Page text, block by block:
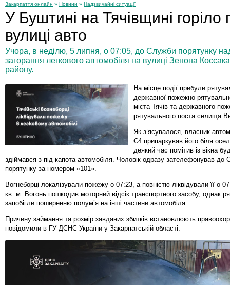
Закарпаття онлайн » Новини » Надзвичайні ситуації
У Буштині на Тячівщині
вулиці авто
Учора, в неділю, 5 липня, о 07:05, до Служби порятунку
загорання легкового автомобіля на вулиці Зенона
району.
На місце події прибули
державної пожежно-
міста Тячів та державного
рятувального поста селища
Як з’ясувалося, власник
C4 припаркував його біля
деякий час помітив із вікна
здіймався з-під капота автомобіля. Чоловік одразу зателефонував до
порятунку за номером «101».
Вогнеборці локалізували пожежу о 07:23, а повністю ліквідували її о
кв. м. Вогонь пошкодив моторний відсік транспортного засобу, однак
запобігли поширенню полум’я на інші частини автомобіля.
Причину займання та розмір завданих збитків встановлюють
повідомили в ГУ ДСНС України у Закарпатській області.